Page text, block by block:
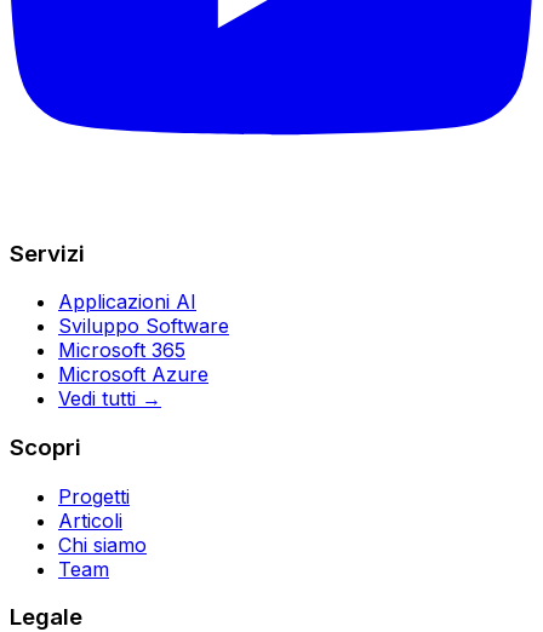
Servizi
Applicazioni AI
Sviluppo Software
Microsoft 365
Microsoft Azure
Vedi tutti →
Scopri
Progetti
Articoli
Chi siamo
Team
Legale